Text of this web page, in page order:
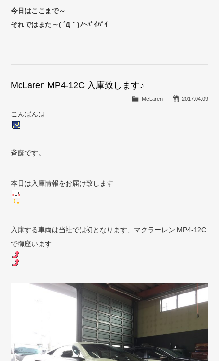
今日はここまで～
それではまた～( ´Д｀)ﾉ~ﾊﾞｲﾊﾞｲ
McLaren MP4-12C 入庫致します♪
2017.04.09
McLaren
こんばんは
斉藤です。
本日は入庫情報をお届け致します
入庫する車両は当社では初となります、マクラーレン MP4-12C
で御座います